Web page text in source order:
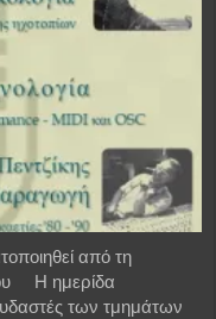
από τη
Η ημερίδα
των τμημάτων